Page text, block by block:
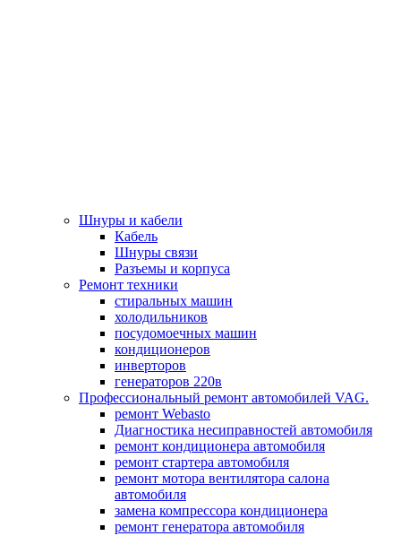
Шнуры и кабели
Кабель
Шнуры связи
Разъемы и корпуса
Ремонт техники
стиральных машин
холодильников
посудомоечных машин
кондиционеров
инверторов
генераторов 220в
Профессиональный ремонт автомобилей VAG.
ремонт Webasto
Диагностика несиправностей автомобиля
ремонт кондиционера автомобиля
ремонт стартера автомобиля
ремонт мотора вентилятора салона
автомобиля
замена компрессора кондиционера
ремонт генератора автомобиля